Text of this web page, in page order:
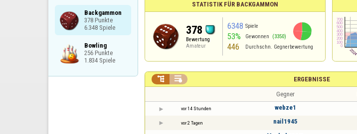
Backgammon
378 Punkte
6.348 Spiele
Bowling
256 Punkte
1.834 Spiele
STATISTIK FÜR BACKGAMMON
378
Bewertung
Amateur
6348 Spiele
53% Gewonnen (3350)
446 Durchschn. Gegnerbewertung
ERGEBNISSE
 
Gegner
vor 14 Stunden webze1
vor 2 Tagen nail1945